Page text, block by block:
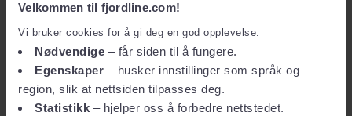
Velkommen til fjordline.com!
Vi bruker cookies for å gi deg en god opplevelse:
Nødvendige – får siden til å fungere.
Egenskaper – husker innstillinger som språk og
region, slik at nettsiden tilpasses deg.
Statistikk – hjelper oss å forbedre nettstedet.